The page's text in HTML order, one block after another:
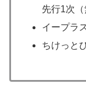
先行1次（
イープラ
ちけっと